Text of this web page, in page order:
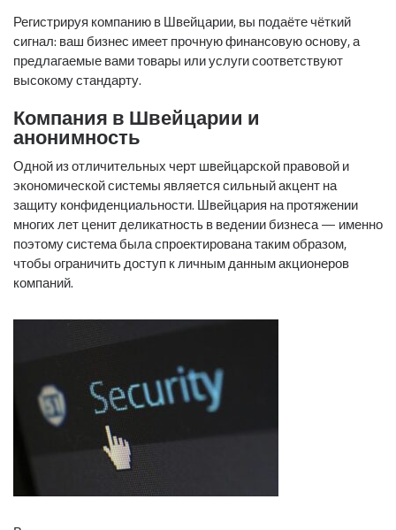
Регистрируя компанию в Швейцарии, вы подаёте чёткий
сигнал: ваш бизнес имеет прочную финансовую основу, а
предлагаемые вами товары или услуги соответствуют
высокому стандарту.
Компания в Швейцарии и
анонимность
Одной из отличительных черт швейцарской правовой и
экономической системы является сильный акцент на
защиту конфиденциальности. Швейцария на протяжении
многих лет ценит деликатность в ведении бизнеса — именно
поэтому система была спроектирована таким образом,
чтобы ограничить доступ к личным данным акционеров
компаний.